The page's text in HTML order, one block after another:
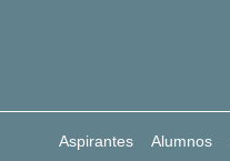
Aspirantes Alumnos